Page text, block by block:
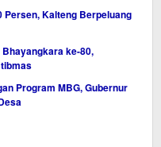
Persen, Kalteng Berpeluang
ke-80,
Program MBG, Gubernur